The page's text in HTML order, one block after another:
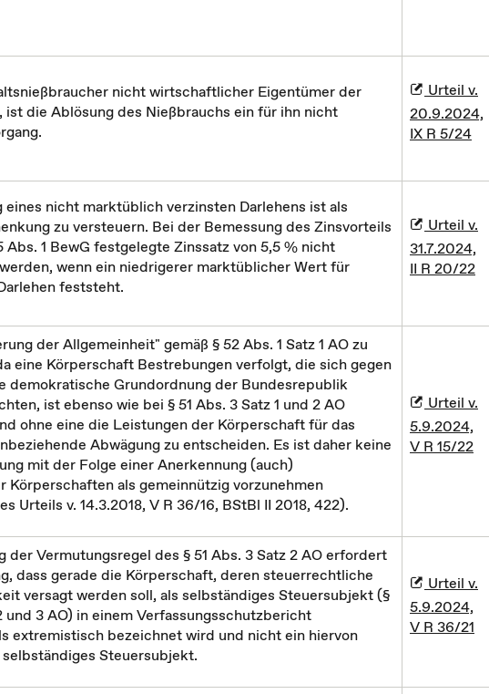
nicht wirtschaftlicher Eigentümer der
die Ablösung des Nießbrauchs ein für ihn nicht
Urteil v.
20.9.2024,
IX R 5/24
eines nicht marktüblich verzinsten Darlehens ist als
zu versteuern. Bei der Bemessung des Zinsvorteils
Abs. 1 BewG festgelegte Zinssatz von 5,5 % nicht
wenn ein niedrigerer marktüblicher Wert für
feststeht.
Urteil v.
31.7.2024,
II R 20/22
der Allgemeinheit" gemäß § 52 Abs. 1 Satz 1 AO zu
eine Körperschaft Bestrebungen verfolgt, die sich gegen
demokratische Grundordnung der Bundesrepublik
ist ebenso wie bei § 51 Abs. 3 Satz 1 und 2 AO
ohne eine die Leistungen der Körperschaft für das
Abwägung zu entscheiden. Es ist daher keine
mit der Folge einer Anerkennung (auch)
Körperschaften als gemeinnützig vorzunehmen
Urteils v. 14.3.2018, V R 36/16, BStBl II 2018, 422).
Urteil v.
5.9.2024,
V R 15/22
der Vermutungsregel des § 51 Abs. 3 Satz 2 AO erfordert
dass gerade die Körperschaft, deren steuerrechtliche
versagt werden soll, als selbständiges Steuersubjekt (§
und 3 AO) in einem Verfassungsschutzbericht
extremistisch bezeichnet wird und nicht ein hiervon
Steuersubjekt.
Urteil v.
5.9.2024,
V R 36/21